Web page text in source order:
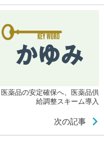
医薬品の安定確保へ、医薬品供
給調整スキーム導入
次の記事